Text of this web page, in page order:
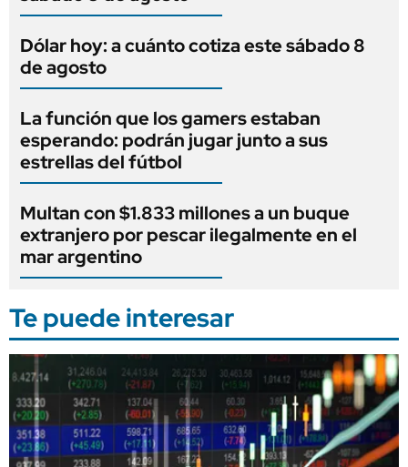
Dólar hoy: a cuánto cotiza este sábado 8
de agosto
La función que los gamers estaban
esperando: podrán jugar junto a sus
estrellas del fútbol
Multan con $1.833 millones a un buque
extranjero por pescar ilegalmente en el
mar argentino
Te puede interesar